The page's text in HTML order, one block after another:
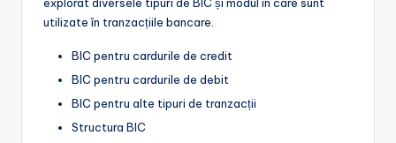
utilizate în tranzacțiile bancare.
BIC pentru cardurile de credit
BIC pentru cardurile de debit
BIC pentru alte tipuri de tranzacții
Structura BIC